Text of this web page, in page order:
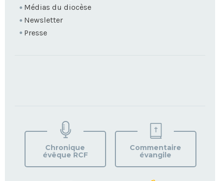
Médias du diocèse
Newsletter
Presse
VOTRE
PAROISSE
Chronique
évêque RCF
Commentaire
évangile